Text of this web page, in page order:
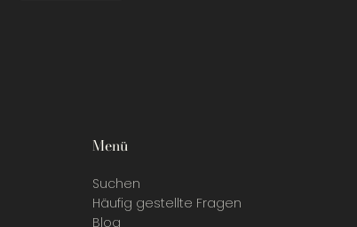
Menü
Suchen
Häufig gestellte Fragen
Blog